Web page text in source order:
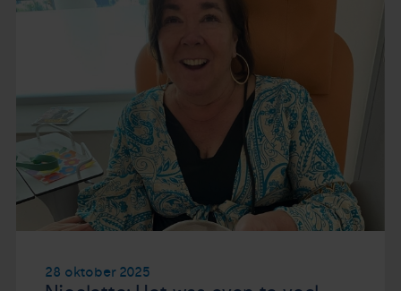
28 oktober 2025